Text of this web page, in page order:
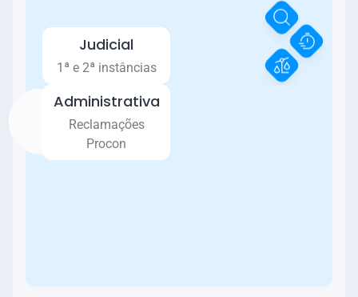
Judicial
1ª e 2ª instâncias
Administrativa
Reclamações
Procon